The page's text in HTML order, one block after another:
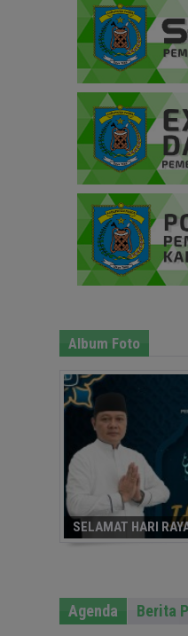
Album Foto
SELAMAT HARI
Agenda Berita